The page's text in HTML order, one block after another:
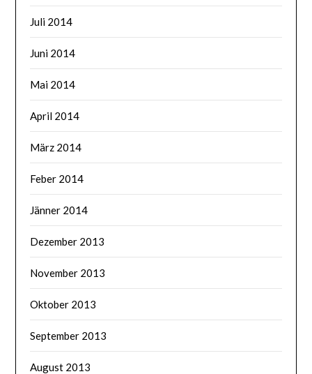
Juli 2014
Juni 2014
Mai 2014
April 2014
März 2014
Feber 2014
Jänner 2014
Dezember 2013
November 2013
Oktober 2013
September 2013
August 2013